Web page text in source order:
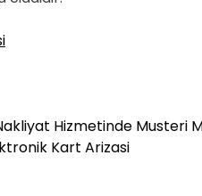
Hizmetinde Musteri
Kart Arizasi